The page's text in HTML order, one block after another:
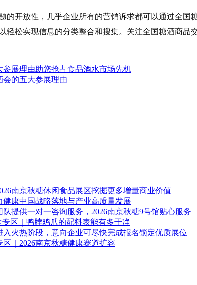
的开放性，几乎企业所有的营销诉求都可以通过全
轻松实现信息的分类整合和搜集。关注全国糖酒商品
参展理由助您抢占食品酒水市场先机
会的五大参展理由
南京秋糖休闲食品展区挖掘更多增量商业价值
健康中国战略落地与产业高质量发展
提供一对一咨询服务，2026南京秋糖9号馆贴心服务
专区｜鸭脖鸡爪的配料表能有多干净
入火热阶段，意向企业可尽快完成报名锁定优质展位
｜2026南京秋糖健康赛道扩容